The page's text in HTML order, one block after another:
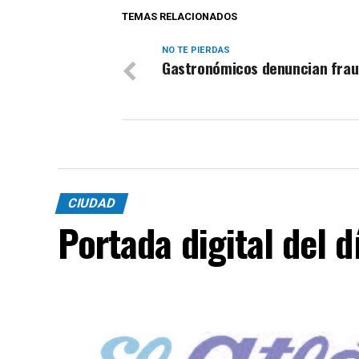
TEMAS RELACIONADOS
NO TE PIERDAS
Gastronómicos denuncian
CIUDAD
Portada digital del